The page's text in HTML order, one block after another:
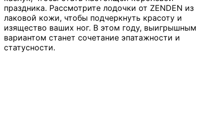
праздника. Рассмотрите лодочки от ZENDEN из
лаковой кожи, чтобы подчеркнуть красоту и
изящество ваших ног. В этом году, выигрышным
вариантом станет сочетание эпатажности и
статусности.